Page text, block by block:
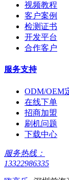
视频教程
客户案例
检测证书
开发平台
合作客户
服务支持
ODM/OEM
在线下单
招商加盟
刷机问题
下载中心
服务热线：
13322986335